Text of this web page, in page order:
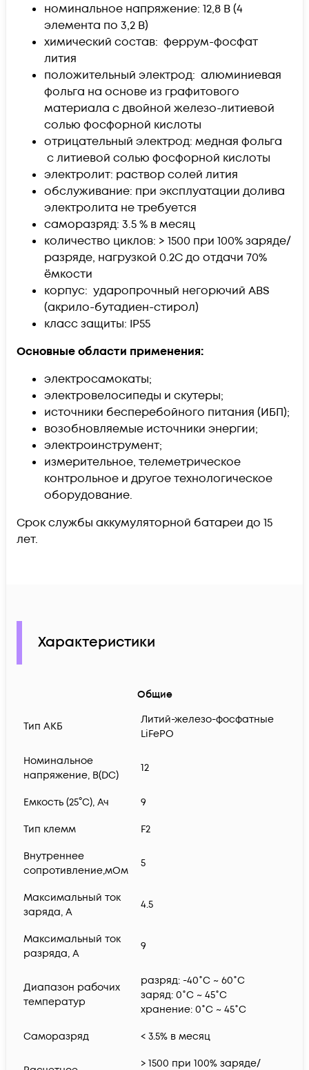
номинальное напряжение: 12,8 В (4
элемента по 3,2 В)
химический состав: феррум-фосфат
лития
положительный электрод: алюминиевая
фольга на основе из графитового
материала с двойной железо-литиевой
солью фосфорной кислоты
отрицательный электрод: медная фольга
с литиевой солью фосфорной кислоты
электролит: раствор солей лития
обслуживание: при эксплуатации долива
электролита не требуется
саморазряд: 3.5 % в месяц
количество циклов: > 1500 при 100% заряде/
разряде, нагрузкой 0.2С до отдачи 70%
ёмкости
корпус: ударопрочный негорючий ABS
(акрило-бутадиен-стирол)
класс защиты: IP55
Основные области применения:
электросамокаты;
электровелосипеды и скутеры;
источники бесперебойного питания (ИБП);
возобновляемые источники энергии;
электроинструмент;
измерительное, телеметрическое
контрольное и другое технологическое
оборудование.
Срок службы аккумуляторной батареи до 15
лет.
Характеристики
Общие
Тип АКБ
Литий-железо-фосфатные
LiFePO
Номинальное
напряжение, В(DC)
12
Емкость (25°С), Ач 9
Тип клемм F2
Внутреннее
сопротивление,мОм
5
Максимальный ток
заряда, А
4.5
Максимальный ток
разряда, А
9
Диапазон рабочих
температур
разряд: -40˚С ~ 60˚С
заряд: 0˚С ~ 45˚С
хранение: 0˚С ~ 45˚С
Саморазряд < 3.5% в месяц
> 1500 при 100% заряде/